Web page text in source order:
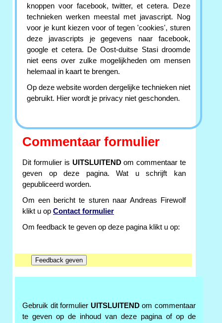
knoppen voor facebook, twitter, et cetera. Deze
technieken werken meestal met javascript. Nog
voor je kunt kiezen voor of tegen 'cookies', sturen
deze javascripts je gegevens naar facebook,
google et cetera. De Oost-duitse Stasi droomde
niet eens over zulke mogelijkheden om mensen
helemaal in kaart te brengen.
Op deze website worden dergelijke technieken niet
gebruikt. Hier wordt je privacy niet geschonden.
Commentaar formulier
Dit formulier is UITSLUITENDom commentaar te
geven op deze pagina. Wat u schrijft kan
gepubliceerd worden.
Om een bericht te sturen naar Andreas Firewolf
klikt u op Contact formulier
Om feedback te geven op deze pagina klikt u op:
Gebruik dit formulier UITSLUITENDom commentaar
te geven op de inhoud van deze pagina of op de